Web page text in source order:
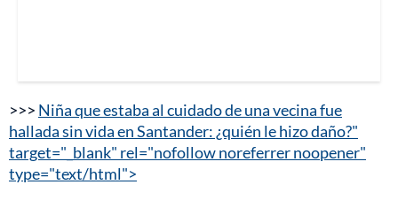
>>> Niña que estaba al cuidado de una vecina fue
hallada sin vida en Santander: ¿quién le hizo daño?"
target="_blank" rel="nofollow noreferrer noopener"
type="text/html">